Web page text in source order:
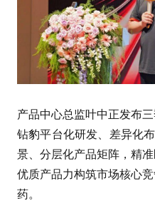
产品中心总监叶中正发布
钻豹平台化研发、差异化
景、分层化产品矩阵，精
优质产品力构筑市场核心
药。